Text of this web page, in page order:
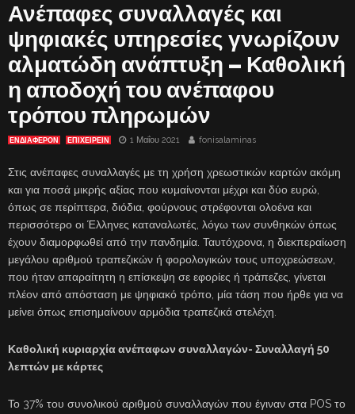
Ανέπαφες συναλλαγές και
ψηφιακές υπηρεσίες γνωρίζουν
αλματώδη ανάπτυξη – Καθολική
η αποδοχή του ανέπαφου
τρόπου πληρωμών
ΕΝΔΙΑΦΈΡΟΝ ΕΠΙΧΕΙΡΕΙΝ 1 Μαΐου 2021 fonisalaminas
Στις ανέπαφες συναλλαγές με τη χρήση χρεωστικών καρτών ακόμη
και για ποσά μικρής αξίας που κυμαίνονται μέχρι και δύο ευρώ,
όπως σε περίπτερα, διόδια, φούρνους στρέφονται ολοένα και
περισσότερο οι Έλληνες καταναλωτές, λόγω των συνθηκών όπως
έχουν διαμορφωθεί από την πανδημία. Ταυτόχρονα, η διεκπεραίωση
μεγάλου αριθμού τραπεζικών ή φορολογικών τους υποχρεώσεων,
που ήταν απαραίτητη η επίσκεψη σε εφορίες ή τράπεζες, γίνεται
πλέον από απόσταση με ψηφιακό τρόπο, μία τάση που ήρθε για να
μείνει όπως επισημαίνουν αρμόδια τραπεζικά στελέχη.
Καθολική κυριαρχία ανέπαφων συναλλαγών- Συναλλαγή 50
λεπτών με κάρτες
Το 37% του συνολικού αριθμού συναλλαγών που έγιναν στα POS το